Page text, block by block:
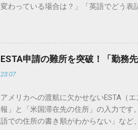
変わっている場合は？」「英語でどう
くある疑問、エラーを防ぐための具体
名」の基本ルール ESTAは米国の国土安
が鉄則です。 パスポートの記載と合わ
されている情報と一致させること」**
までしか記載されていないことが一般的
ーマ字入力） 市区町村名は、ヘボン式ロ
市 → YOKOHAMA または YOKOHAMA-
「YOKOHAMA」のように、市区町村名
ESTA申請の難所を突破！「勤務
23:07
アメリカへの渡航に欠かせないESTA（
報」と「米国滞在先の住所」の入力で
語での住所の書き順がわからない」など